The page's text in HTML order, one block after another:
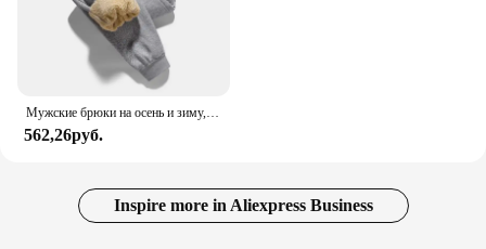
Мужские брюки на осень и зиму, утепленные с флисом для улицы, повседневные брюки, теплые спортивные брюки из овечьей шерсти
562,26руб.
Inspire more in Aliexpress Business